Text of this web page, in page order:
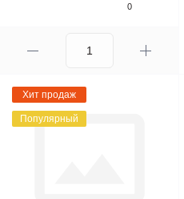
0
Хит продаж
Популярный